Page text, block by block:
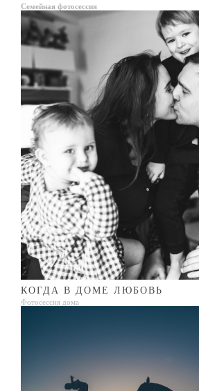
Семейная фотосессия
КОГДА В ДОМЕ ЛЮБОВЬ
Фотосессия дома